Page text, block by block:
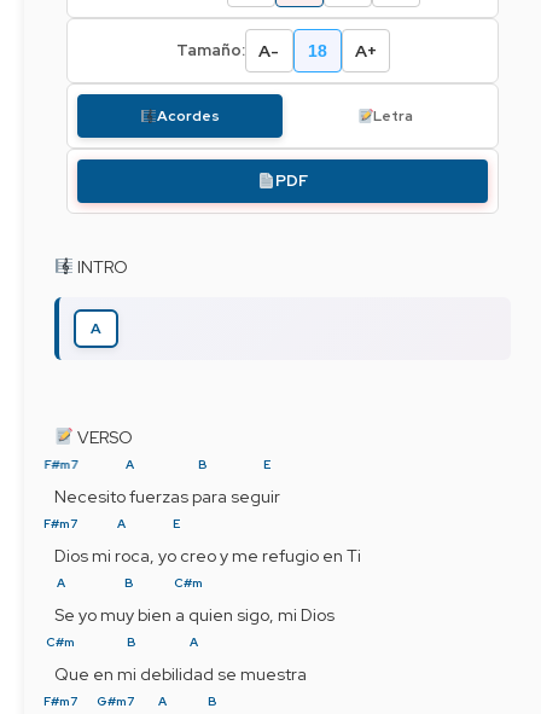
Tamaño: A- 18 A+
Acordes Letra
PDF
INTRO
A
VERSO
F#m7 A B E
Necesito fuerzas para seguir
F#m7 A E
Dios mi roca, yo creo y me refugio en Ti
A B C#m
Se yo muy bien a quien sigo, mi Dios
C#m B A
Que en mi debilidad se muestra
F#m7 G#m7 A B